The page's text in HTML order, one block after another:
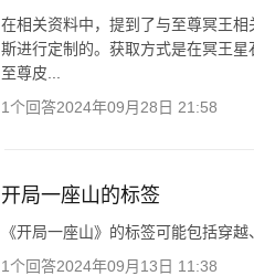
在相关资料中，提到了与至尊冥王
斯进行定制的。获取方式是在冥王
至尊皮...
1个回答2024年09月28日 21:58
开局一座山的标签
《开局一座山》的标签可能包括穿越
1个回答2024年09月13日 11:38